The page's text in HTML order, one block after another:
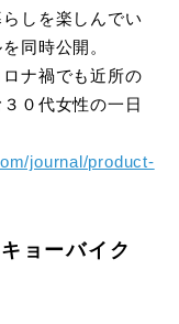
しを楽しんでい
同時公開。
ナ禍でも近所の
０代女性の一日
journal/product-
ョーバイク